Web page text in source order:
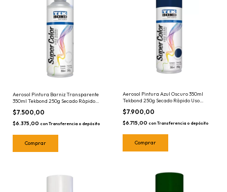
Aerosol Pintura Barniz Transparente
350ml Tekbond 250g Secado Rápido
Uso General Tek Bond
$7.500,00
$6.375,00 con Transferencia o depósito
Aerosol Pintura Azul Oscuro 350ml
Tekbond 250g Secado Rápido Uso
General Tek Bond
$7.900,00
$6.715,00 con Transferencia o depósito